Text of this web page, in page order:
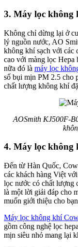
3. Máy lọc không
Không chỉ dừng lại ở
lý nguồn nước, AO
không khí sạch với các
cao với màng lọc Hepa
nữa đó là máy lọc
số bụi mịn PM 2.5 cho
chất lượng không khí
AOSmith KJ500F-
4. Máy lọc không
Đến từ Hàn Quốc,
các khách hàng Việt
lọc nước có chất lượng
là một lời giải đáp cho
muốn giới thiệu cho
Máy lọc không khí
gồm công nghệ lọc
mịn siêu nhỏ mang lại